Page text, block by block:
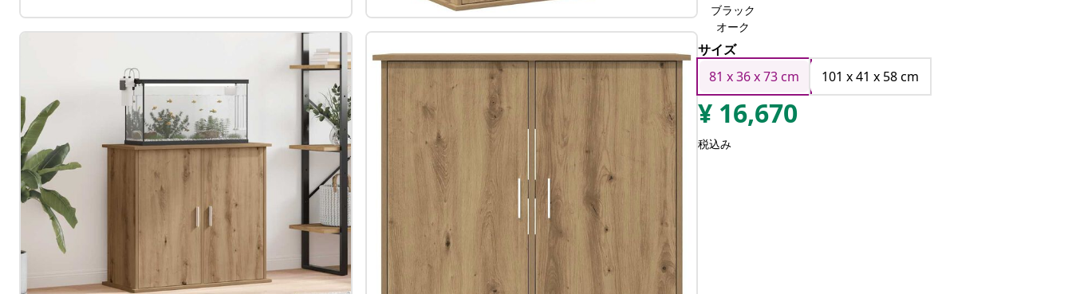
ブラック
オーク
サイズ
81 x 36 x 73 cm
101 x 41 x 58 cm
¥ 16,670
税込み